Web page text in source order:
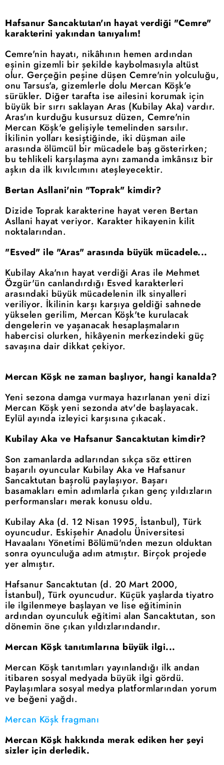
Hafsanur Sancaktutan'ın hayat verdiği "Cemre"
karakterini yakından tanıyalım!
Cemre'nin hayatı, nikâhının hemen ardından
eşinin gizemli bir şekilde kaybolmasıyla altüst
olur. Gerçeğin peşine düşen Cemre'nin yolculuğu,
onu Tarsus'a, gizemlerle dolu Mercan Köşk'e
sürükler. Diğer tarafta ise ailesini korumak için
büyük bir sırrı saklayan Aras (Kubilay Aka) vardır.
Aras'ın kurduğu kusursuz düzen, Cemre'nin
Mercan Köşk'e gelişiyle temelinden sarsılır.
İkilinin yolları kesiştiğinde, iki düşman aile
arasında ölümcül bir mücadele baş gösterirken;
bu tehlikeli karşılaşma aynı zamanda imkânsız bir
aşkın da ilk kıvılcımını ateşleyecektir.
Bertan Asllani'nin "Toprak" kimdir?
Dizide Toprak karakterine hayat veren Bertan
Asllani hayat veriyor. Karakter hikayenin kilit
noktalarından.
"Esved" ile "Aras" arasında büyük mücadele...
Kubilay Aka'nın hayat verdiği Aras ile Mehmet
Özgür'ün canlandırdığı Esved karakterleri
arasındaki büyük mücadelenin ilk sinyalleri
veriliyor. İkilinin karşı karşıya geldiği sahnede
yükselen gerilim, Mercan Köşk'te kurulacak
dengelerin ve yaşanacak hesaplaşmaların
habercisi olurken, hikâyenin merkezindeki güç
savaşına dair dikkat çekiyor.
Mercan Köşk ne zaman başlıyor, hangi kanalda?
Yeni sezona damga vurmaya hazırlanan yeni dizi
Mercan Köşk yeni sezonda atv'de başlayacak.
Eylül ayında izleyici karşısına çıkacak.
Kubilay Aka ve Hafsanur Sancaktutan kimdir?
Son zamanlarda adlarından sıkça söz ettiren
başarılı oyuncular Kubilay Aka ve Hafsanur
Sancaktutan başrolü paylaşıyor. Başarı
basamakları emin adımlarla çıkan genç yıldızların
performansları merak konusu oldu.
Kubilay Aka (d. 12 Nisan 1995, İstanbul), Türk
oyuncudur. Eskişehir Anadolu Üniversitesi
Havaalanı Yönetimi Bölümü'nden mezun olduktan
sonra oyunculuğa adım atmıştır. Birçok projede
yer almıştır.
Hafsanur Sancaktutan (d. 20 Mart 2000,
İstanbul), Türk oyuncudur. Küçük yaşlarda tiyatro
ile ilgilenmeye başlayan ve lise eğitiminin
ardından oyunculuk eğitimi alan Sancaktutan, son
dönemin öne çıkan yıldızlarındandır.
Mercan Köşk tanıtımlarına büyük ilgi...
Mercan Köşk tanıtımları yayınlandığı ilk andan
itibaren sosyal medyada büyük ilgi gördü.
Paylaşımlara sosyal medya platformlarından yorum
ve beğeni yağdı.
Mercan Köşk fragmanı
Mercan Köşk hakkında merak ediken her şeyi
sizler için derledik.